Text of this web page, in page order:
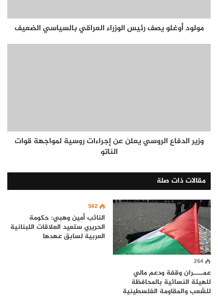
مولود أوغلو يصف رئيس الوزراء العراقي بالسياسي الضعيف
وزير الدفاع الروسي يعلن عن إجراءات روسية لمواجهة قوات
الناتو
مقالات ذات صلة
264
عمــــران وقفة ودعم مالي
للهيئة النسائية بالمحافظة
للشعب والمقاومة الفلسطينية
542
النائب أمين وهبي: حكومة
الحريري ستعيد العلاقات اللبنانية
العربية لسابق عهدها